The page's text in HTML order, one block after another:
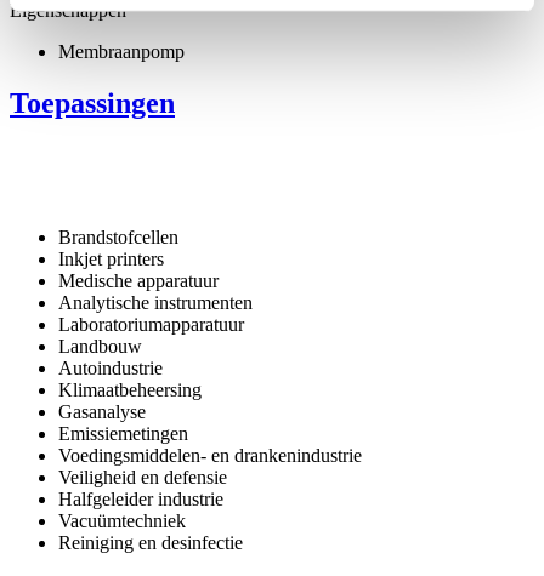
Eigenschappen
Membraanpomp
Toepassingen
Brandstofcellen
Inkjet printers
Medische apparatuur
Analytische instrumenten
Laboratoriumapparatuur
Landbouw
Autoindustrie
Klimaatbeheersing
Gasanalyse
Emissiemetingen
Voedingsmiddelen- en drankenindustrie
Veiligheid en defensie
Halfgeleider industrie
Vacuümtechniek
Reiniging en desinfectie